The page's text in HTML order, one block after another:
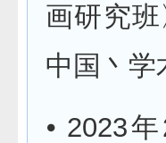
画研究
中国丶学
⦁ 2023